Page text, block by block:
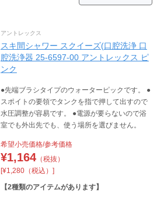
アントレックス
スキ間シャワー スクイーズ(口腔洗浄 口
腔洗浄器 25-6597-00 アントレックス ピ
ンク
●先端ブラシタイプのウォーターピックです。 ●
スポイトの要領でタンクを指で押して出すので
水圧調整が容易です。 ●電源が要らないので浴
室でも外出先でも、使う場所を選びません。
希望小売価格/参考価格
¥1,164（税抜）
[¥1,280（税込）]
【2種類のアイテムがあります】